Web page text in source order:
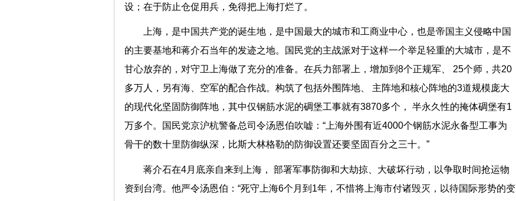
设；在于防止仓促用兵，免得把上海打烂了。
上海，是中国共产党的诞生地，是中国最大的城市和工商业中心，也是帝国主义侵略中国
的主要基地和蒋介石当年的发迹之地。国民党的主战派对于这样一个举足轻重的大城市，是不
甘心放弃的，对守卫上海做了充分的准备。在兵力部署上，增加到8个正规军、 25个师，共20
多万人，另有海、空军的配合作战。构筑了包括外围阵地、 主阵地和核心阵地的3道规模庞大
的现代化坚固防御阵地，其中仅钢筋水泥的碉堡工事就有3870多个， 半永久性的掩体碉堡有1
万多个。国民党京沪杭警备总司令汤恩伯吹嘘：“上海外围有近4000个钢筋水泥永备型工事为
骨干的数十里防御纵深，比斯大林格勒的防御设置还要坚固百分之三十。”
蒋介石在4月底亲自来到上海， 部署军事防御和大劫掠、大破坏行动，以争取时间抢运物
资到台湾。他严令汤恩伯：“死守上海6个月到1年，不惜将上海市付诸毁灭，以待国际形势的变